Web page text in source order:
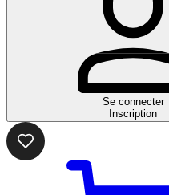
Se connecter
Inscription